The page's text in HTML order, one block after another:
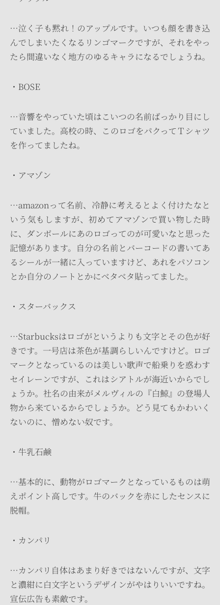
…泣く子も黙れ！のアップルです。いつも顔を書き込
んでしまいたくなるリンゴマークですが、それをやっ
たら間違いなく地方のゆるキャラになるでしょうね。
・BOSE
…音響をやっていた頃はこいつの名前ばっかり目にし
ていました。高校の時、このロゴをパクってＴシャツ
を作ってましたね。
・アマゾン
…amazonって名前、冷静に考えるとよく付けたなと
いう気もしますが、初めてアマゾンで買い物した時
に、ダンボールにあのロゴってのが可愛いなと思った
記憶があります。自分の名前とバーコードの書いてあ
るシールが一緒に入っていますけど、あれをパソコン
とか自分のノートとかにベタベタ貼ってました。
・スターバックス
…Starbucksはロゴがというよりも文字とその色が好
きです。一号店は茶色が基調らしいんですけど。ロゴ
マークとなっているのは美しい歌声で船乗りを惑わす
セイレーンですが、これはシアトルが海近いからでし
ょうか。社名の由来がメルヴィルの『白鯨』の登場人
物から来ているからでしょうか。どう見てもかわいく
ないのに、憎めない奴です。
・牛乳石鹸
…基本的に、動物がロゴマークとなっているものは萌
えポイント高しです。牛のバックを赤にしたセンスに
脱帽。
・カンパリ
…カンパリ自体はあまり好きではないんですが、文字
と濃紺に白文字というデザインがやはりいいですね。
宣伝広告も素敵です。